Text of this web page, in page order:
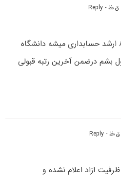
- Reply
یه سوال داشتم آیا با رتبه ۸۰۰۰ ارشد حسابداری میشه دانشگاه
بشم درضمن آخرین رتبه قبولی
- Reply
ازاد اعلام نشده و